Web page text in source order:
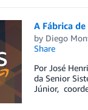
A Fábrica
by Diego
Share
Por José
da Senior
Júnior,